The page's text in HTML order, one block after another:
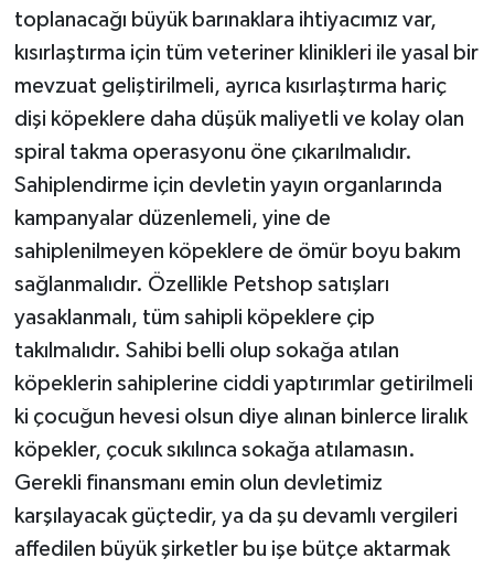
toplanacağı büyük barınaklara ihtiyacımız var,
kısırlaştırma için tüm veteriner klinikleri ile yasal bir
mevzuat geliştirilmeli, ayrıca kısırlaştırma hariç
dişi köpeklere daha düşük maliyetli ve kolay olan
spiral takma operasyonu öne çıkarılmalıdır.
Sahiplendirme için devletin yayın organlarında
kampanyalar düzenlemeli, yine de
sahiplenilmeyen köpeklere de ömür boyu bakım
sağlanmalıdır. Özellikle Petshop satışları
yasaklanmalı, tüm sahipli köpeklere çip
takılmalıdır. Sahibi belli olup sokağa atılan
köpeklerin sahiplerine ciddi yaptırımlar getirilmeli
ki çocuğun hevesi olsun diye alınan binlerce liralık
köpekler, çocuk sıkılınca sokağa atılamasın.
Gerekli finansmanı emin olun devletimiz
karşılayacak güçtedir, ya da şu devamlı vergileri
affedilen büyük şirketler bu işe bütçe aktarmak